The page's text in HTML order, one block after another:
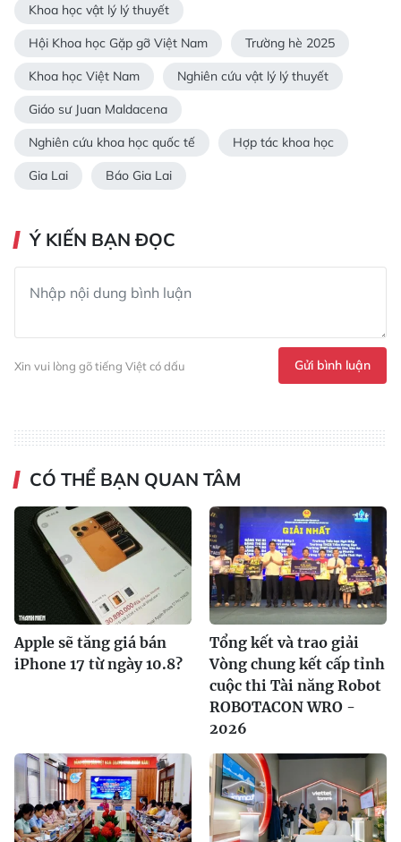
Khoa học vật lý lý thuyết
Hội Khoa học Gặp gỡ Việt Nam Trường hè 2025
Khoa học Việt Nam Nghiên cứu vật lý lý thuyết
Giáo sư Juan Maldacena
Nghiên cứu khoa học quốc tế Hợp tác khoa học
Gia Lai Báo Gia Lai
Ý KIẾN BẠN ĐỌC
Xin vui lòng gõ tiếng Việt có dấu Gửi bình luận
CÓ THỂ BẠN QUAN TÂM
Apple sẽ tăng giá bán
iPhone 17 từ ngày 10.8?
Tổng kết và trao giải
Vòng chung kết cấp tỉnh
cuộc thi Tài năng Robot
ROBOTACON WRO -
2026